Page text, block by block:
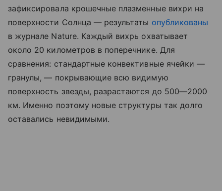
зафиксировала крошечные плазменные вихри на
поверхности Солнца — результаты опубликованы
в журнале Nature. Каждый вихрь охватывает
около 20 километров в поперечнике. Для
сравнения: стандартные конвективные ячейки —
гранулы, — покрывающие всю видимую
поверхность звезды, разрастаются до 500—2000
км. Именно поэтому новые структуры так долго
оставались невидимыми.